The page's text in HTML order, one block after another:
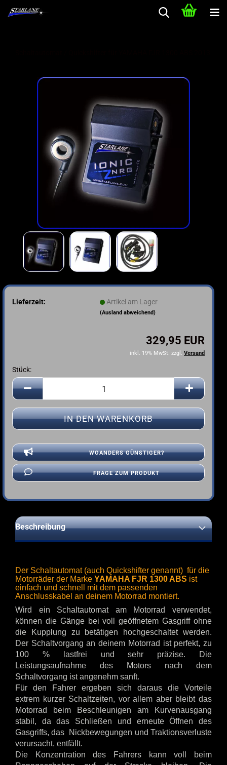
Lieferzeit: Artikel am Lager
(Ausland abweichend)
329,95 EUR
inkl. 19% MwSt. zzgl. Versand
Stück:
Stück
WOANDERS GÜNSTIGER?
FRAGE ZUM PRODUKT
Beschreibung
Der Schaltautomat (auch Quickshifter genannt) für die
Motorräder der Marke YAMAHA FJR 1300 ABS ist
einfach und schnell mit dem passenden
Anschlusskabel an deinem Motorrad montiert.
Wird ein Schaltautomat am Motorrad verwendet,
können die Gänge bei voll geöffnetem Gasgriff ohne
die Kupplung zu betätigen hochgeschaltet werden.
Der Schaltvorgang an deinem Motorrad ist perfekt, zu
100 % lastfrei und sehr präzise. Die
Leistungsaufnahme des Motors nach dem
Schaltvorgang ist angenehm sanft.
Für den Fahrer ergeben sich daraus die Vorteile
extrem kurzer Schaltzeiten, vor allem aber bleibt das
Motorrad beim Beschleunigen am Kurvenausgang
stabil, da das Schließen und erneute Öffnen des
Gasgriffs, das Nickbewegungen und Traktionsverluste
verursacht, entfällt.
Die Konzentration des Fahrers kann voll beim